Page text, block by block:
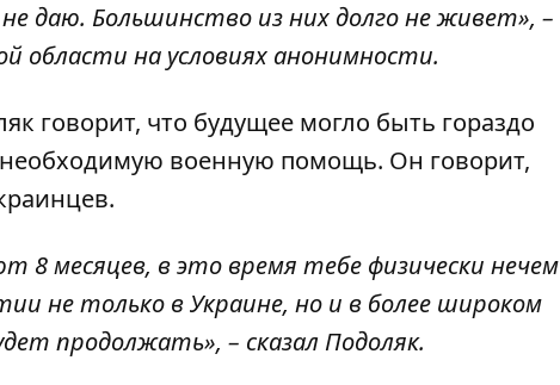
даю. Большинство из них долго не живет», –
области на условиях анонимности.
говорит, что будущее могло быть гораздо
необходимую военную помощь. Он говорит,
8 месяцев, в это время тебе физически нечем
не только в Украине, но и в более широком
продолжать», – сказал Подоляк.